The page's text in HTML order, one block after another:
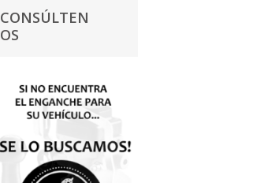
CONSÚLTEN
OS